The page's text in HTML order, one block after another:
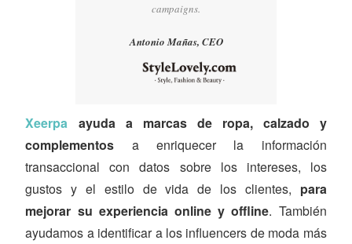
campaigns.
Antonio Mañas, CEO
Xeerpa
ayuda a marcas de ropa, calzado y
complementos a enriquecer la información
transaccional con datos sobre los intereses, los
gustos y el estilo de vida de los clientes, para
mejorar su experiencia online y offline. También
ayudamos a identificar a los influencers de moda más